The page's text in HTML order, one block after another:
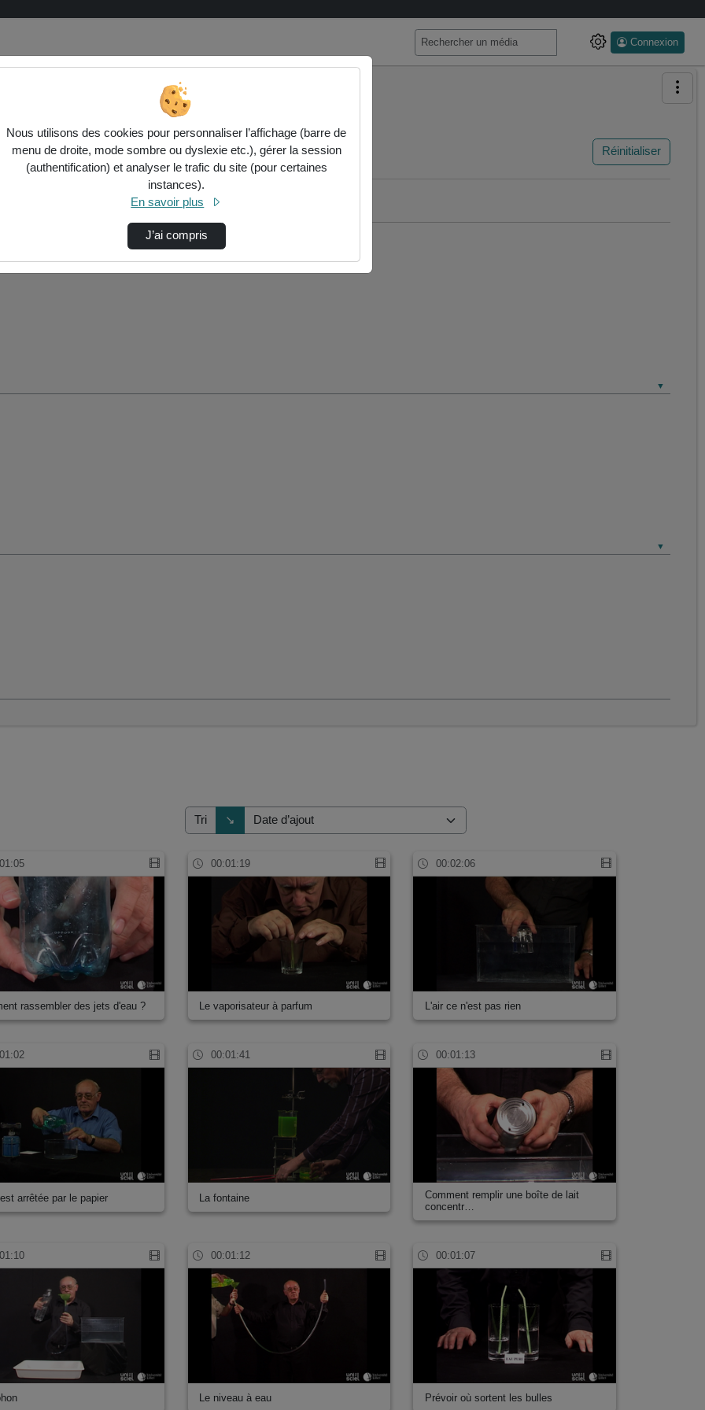
Connexion
Réinitialiser
ci-dessous. Vérifiez les options pour ajuster les résultats.
Tri ↘
Direction de tri
rassembler des jets d'eau ?
00:01:19
Le vaporisateur à parfum
00:02:06
L'air ce n'est pas rien
arrêtée par le papier
00:01:41
La fontaine
00:01:13
Comment remplir une boîte de lait
concentr…
00:01:12
Le niveau à eau
00:01:07
Prévoir où sortent les bulles
Nous utilisons des cookies pour personnaliser l’affichage (barre de
menu de droite, mode sombre ou dyslexie etc.), gérer la session
(authentification) et analyser le trafic du site (pour certaines
instances).
En savoir plus
J’ai compris